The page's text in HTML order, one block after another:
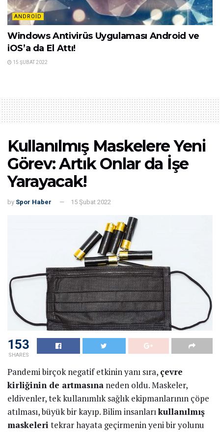
ANDROID
Windows Antivirüs Uygulaması Android ve
iOS’a da El Attı!
15 ŞUBAT 2022
Kullanılmış Maskelere Yeni
Görev: Artık Onlar da İşe
Yarayacak!
by Spor Haber 15 Şubat 2022
153
SHARES
Pandemi birçok negatif etkinin yanı sıra, çevre
kirliğinin de artmasına neden oldu. Maskeler,
eldivenler, tek kullanımlık sağlık ekipmanlarının çöpe
atılması, büyük bir kayıp. Bilim insanlarıkullanılmış
maskeleri tekrar hayata geçirmenin yeni bir yolunu